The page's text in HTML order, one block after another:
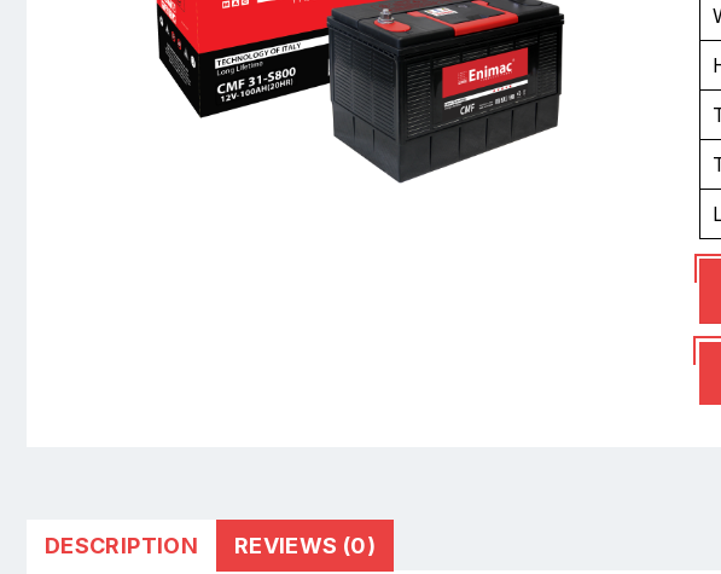
DESCRIPTION REVIEWS (0)